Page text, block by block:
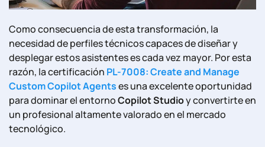
Como consecuencia de esta transformación, la
necesidad de perfiles técnicos capaces de diseñar y
desplegar estos asistentes es cada vez mayor. Por esta
razón, la certificación PL-7008: Create and Manage
Custom Copilot Agentses una excelente oportunidad
para dominar el entornoCopilot Studioy convertirte en
un profesional altamente valorado en el mercado
tecnológico.